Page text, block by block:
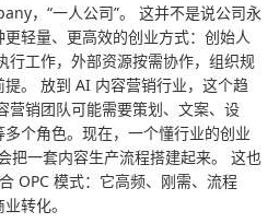
，“一人公司”。 这并不是说公司永
轻量、更高效的创业方式：创始人
行工作，外部资源按需协作，组织规
。 放到 AI 内容营销行业，这个趋
营销团队可能需要策划、文案、设
个角色。现在，一个懂行业的创业
把一套内容生产流程搭建起来。 这也
OPC 模式：它高频、刚需、流程
转化。